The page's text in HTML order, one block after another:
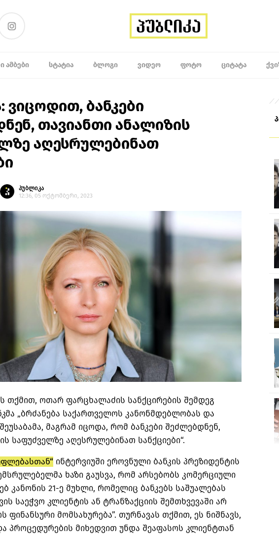
ᲐᲛᲑᲔᲑᲘ ᲡᲢᲐᲢᲘᲐ ᲑᲚᲝᲒᲘ ᲕᲘᲓᲔᲝ ᲤᲝᲢᲝ ᲪᲘᲢᲐᲢᲐ
ვიცოდით, ბანკები
თავიანთი ანალიზის
აღესრულებინათ
პუბლიკა
12:36, 05 ოქტომბერი, 2023
თქმით, ოთარ ფარცხალაძის სანქცირების შემდეგ
„ბრძანება საქართველოს კანონმდებლობას და
მაგრამ იცოდა, რომ ბანკები შეძლებდნენ,
საფუძველზე აღესრულებინათ სანქციები“.
ინტერვიუში ეროვნული ბანკის პრეზიდენტის
ხაზი გაუსვა, რომ არსებობს კომერციული
კანონის 21-ე მუხლი, რომელიც ბანკებს საშუალებას
საეჭვო კლიენტის ან ტრანზაქციის შემთხვევაში არ
ფინანსური მომსახურება”. თურნავას თქმით, ეს ნიშნავს,
პროცედურების მიხედვით უნდა შეაფასოს კლიენტთან